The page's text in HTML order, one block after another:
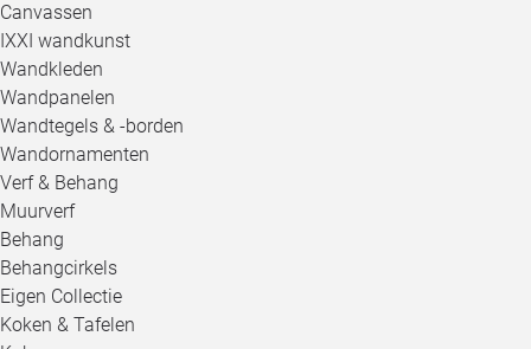
Canvassen
IXXI wandkunst
Wandkleden
Wandpanelen
Wandtegels & -borden
Wandornamenten
Verf & Behang
Muurverf
Behang
Behangcirkels
Eigen Collectie
Koken & Tafelen